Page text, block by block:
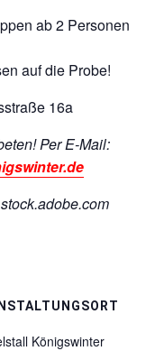
ab 2 Personen
auf die Probe!
16a
Per E-Mail:
Königswinter